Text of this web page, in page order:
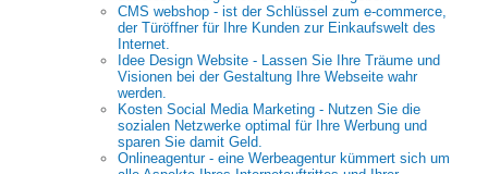
CMS webshop - ist der Schlüssel zum e-commerce,
der Türöffner für Ihre Kunden zur Einkaufswelt des
Internet.
Idee Design Website - Lassen Sie Ihre Träume und
Visionen bei der Gestaltung Ihre Webseite wahr
werden.
Kosten Social Media Marketing - Nutzen Sie die
sozialen Netzwerke optimal für Ihre Werbung und
sparen Sie damit Geld.
Onlineagentur - eine Werbeagentur kümmert sich um